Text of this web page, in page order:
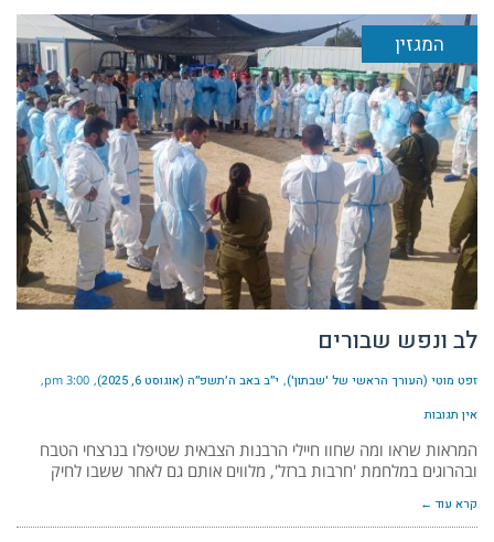
המגזין
לב ונפש שבורים
זפט מוטי (העורך הראשי של 'שבתון') י״ב באב ה׳תשפ״ה (אוגוסט 6, 2025) 3:00 pm
אין תגובות
המראות שראו ומה שחוו חיילי הרבנות הצבאית שטיפלו בנרצחי הטבח
ובהרוגים במלחמת 'חרבות ברזל', מלווים אותם גם לאחר ששבו לחיק
קרא עוד ←